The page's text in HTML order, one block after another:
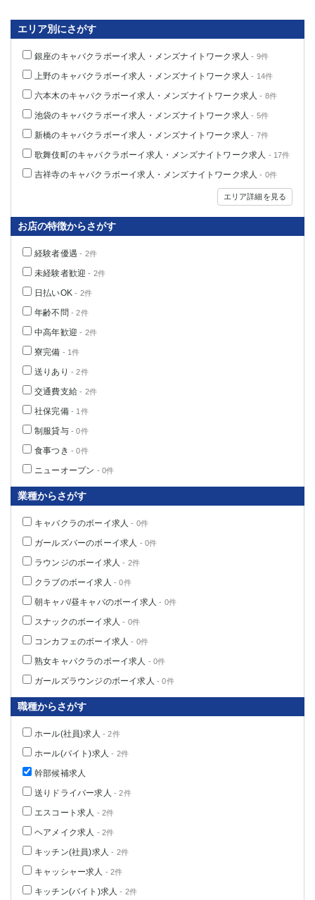
エリア別にさがす
銀座のキャバクラボーイ求人・メンズナイトワーク求人 - 9件
上野のキャバクラボーイ求人・メンズナイトワーク求人 - 14件
六本木のキャバクラボーイ求人・メンズナイトワーク求人 - 8件
池袋のキャバクラボーイ求人・メンズナイトワーク求人 - 5件
新橋のキャバクラボーイ求人・メンズナイトワーク求人 - 7件
歌舞伎町のキャバクラボーイ求人・メンズナイトワーク求人 - 17件
吉祥寺のキャバクラボーイ求人・メンズナイトワーク求人 - 0件
エリア詳細を見る
お店の特徴からさがす
経験者優遇 - 2件
未経験者歓迎 - 2件
日払いOK - 2件
年齢不問 - 2件
中高年歓迎 - 2件
寮完備 - 1件
送りあり - 2件
交通費支給 - 2件
社保完備- 1件
制服貸与- 0件
食事つき - 0件
ニューオープン - 0件
業種からさがす
キャバクラのボーイ求人 - 0件
ガールズバーのボーイ求人 - 0件
ラウンジのボーイ求人 - 2件
クラブのボーイ求人 - 0件
朝キャバ/昼キャバのボーイ求人 - 0件
スナックのボーイ求人 - 0件
コンカフェのボーイ求人 - 0件
熟女キャバクラのボーイ求人 - 0件
ガールズラウンジのボーイ求人 - 0件
職種からさがす
ホール(社員)求人 - 2件
ホール(バイト)求人 - 2件
幹部候補求人
送りドライバー求人 - 2件
エスコート求人 - 2件
ヘアメイク求人 - 2件
キッチン(社員)求人 - 2件
キャッシャー求人 - 2件
キッチン(バイト)求人 - 2件
柏（東口）
茂原
松戸
栃木県
土浦
群馬県
高崎
該当求人 0 件